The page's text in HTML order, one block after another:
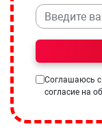
Соглашаюсь с
согласие на